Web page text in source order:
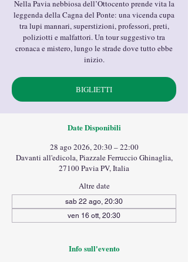
Nella Pavia nebbiosa dell’Ottocento prende vita la
leggenda della Cagna del Ponte: una vicenda cupa
tra lupi mannari, superstizioni, professori, preti,
poliziotti e malfattori. Un tour suggestivo tra
cronaca e mistero, lungo le strade dove tutto ebbe
inizio.
BIGLIETTI
Date Disponibili
28 ago 2026, 20:30 – 22:00
Davanti all'edicola, Piazzale Ferruccio Ghinaglia,
27100 Pavia PV, Italia
Altre date
sab 22 ago, 20:30
ven 16 ott, 20:30
Info sull'evento